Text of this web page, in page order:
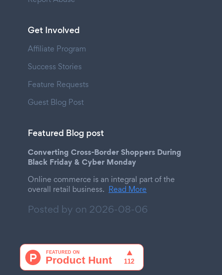
Get Involved
Affiliate Program
Success Stories
Feature Requests
Guest Blog Post
Featured Blog post
Converting Cross-Border Shoppers During
Black Friday & Cyber Monday
Online commerce is an integral part of the
overall retail business. Read More
Posted by on 2026-08-06